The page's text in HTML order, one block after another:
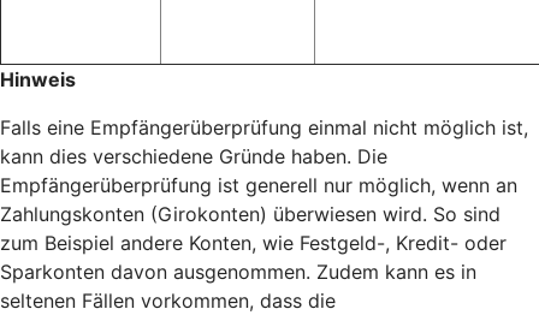
Hinweis
Falls eine Empfängerüberprüfung einmal nicht möglich ist,
kann dies verschiedene Gründe haben. Die
Empfängerüberprüfung ist generell nur möglich, wenn an
Zahlungskonten (Girokonten) überwiesen wird. So sind
zum Beispiel andere Konten, wie Festgeld-, Kredit- oder
Sparkonten davon ausgenommen. Zudem kann es in
seltenen Fällen vorkommen, dass die